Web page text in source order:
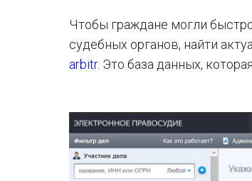
Чтобы граждане могли
судебных органов, найти
arbitr. Это база данных,